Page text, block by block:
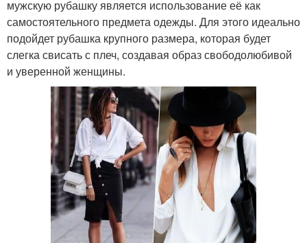
мужскую рубашку является использование её как
самостоятельного предмета одежды. Для этого идеально
подойдет рубашка крупного размера, которая будет
слегка свисать с плеч, создавая образ свободолюбивой
и уверенной женщины.